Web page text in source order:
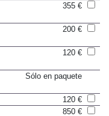
355 €
200 €
120 €
Sólo en paquete
120 €
850 €